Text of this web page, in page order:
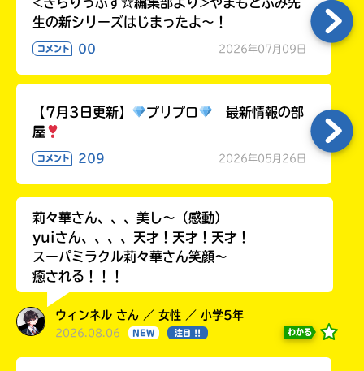
<きらりっぷす☆編集部より>やまもとふみ先
生の新シリーズはじまったよ～！
コメント 00 2026年07月09日
【7月3日更新】 プリプロ
最新情報の部
屋
コメント 209 2026年05月26日
莉々華さん、、、美し〜（感動）
yuiさん、、、、天才！天才！天才！
スーパミラクル莉々華さん笑顔〜
癒される！！！
ウィンネル さん ／ 女性 ／ 小学5年
2026.08.06 NEW 注目 !! わかる